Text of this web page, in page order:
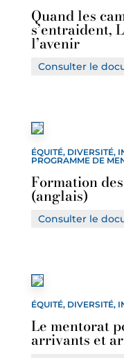
Quand les
s’entraident,
l’avenir
Consulter le
ÉQUITÉ, DIVERSITÉ,
PROGRAMME DE
Formation
(anglais)
Consulter le
ÉQUITÉ, DIVERSITÉ,
Le mentorat
arrivants et